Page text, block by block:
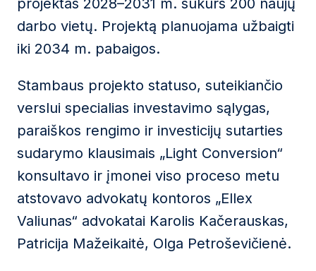
projektas 2028–2031 m. sukurs 200 naujų
darbo vietų. Projektą planuojama užbaigti
iki 2034 m. pabaigos.
Stambaus projekto statuso, suteikiančio
verslui specialias investavimo sąlygas,
paraiškos rengimo ir investicijų sutarties
sudarymo klausimais „Light Conversion“
konsultavo ir įmonei viso proceso metu
atstovavo advokatų kontoros „Ellex
Valiunas“ advokatai Karolis Kačerauskas,
Patricija Mažeikaitė, Olga Petroševičienė.